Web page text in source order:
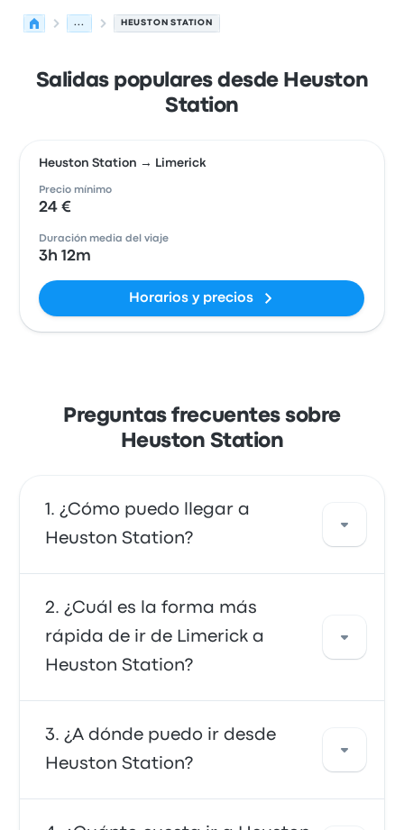
... HEUSTON STATION
Salidas populares desde Heuston
Station
Heuston Station → Limerick
Precio mínimo
24 €
Duración media del viaje
3h 12m
Horarios y precios
Preguntas frecuentes sobre
Heuston Station
¿Cómo puedo llegar a
Heuston Station?
Puedes ir en autobús, que ofrece acceso
directo a tu destino. También puedes ir en
taxi o utilizar un servicio de transporte
compartido.
¿Cuál es la forma más
rápida de ir de Limerick a
Heuston Station?
La forma más rápida de viajar desde y hacia
Heuston Station es en autobús, que ofrece un
cómodo medio de transporte a tu destino.
Los autobuses suelen ser asequibles, fiables y
¿A dónde puedo ir desde
Heuston Station?